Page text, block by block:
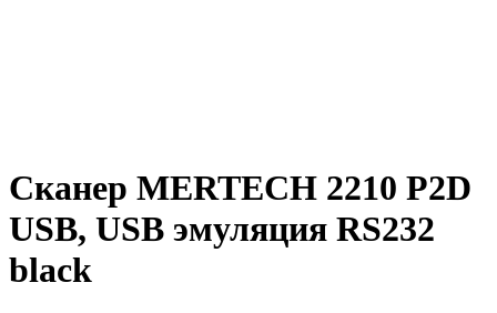
Сканер MERTECH 2210 P2D
USB, USB эмуляция RS232
black